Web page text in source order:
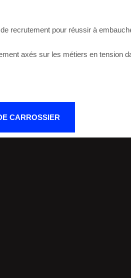
recrutement pour réussir à
axés sur les métiers en tension
CARROSSIER